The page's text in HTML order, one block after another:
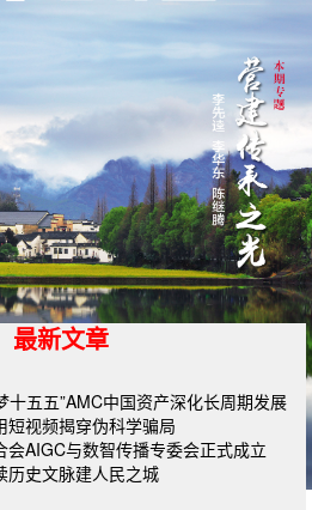
最新文章
十五五”AMC中国资产深化长周期发展
短视频揭穿伪科学骗局
会AIGC与数智传播专委会正式成立
历史文脉建人民之城